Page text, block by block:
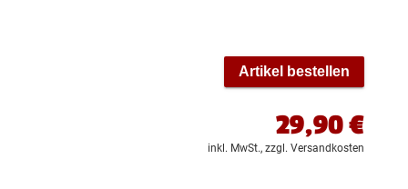
Artikel bestellen
29,90€
inkl. MwSt., zzgl. Versandkosten